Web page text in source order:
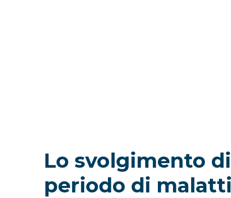
Lo svolgimento
periodo di